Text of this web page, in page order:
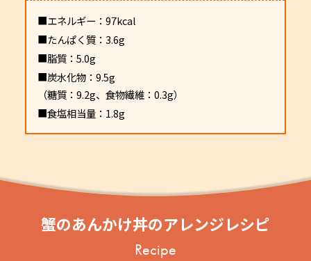
■エネルギー：97kcal
■たんぱく質：3.6g
■脂質：5.0g
■炭水化物：9.5g
（糖質：9.2g、食物繊維：0.3g）
■食塩相当量：1.8g
蟹のあんかけ丼のアレンジレシピ
Recipe